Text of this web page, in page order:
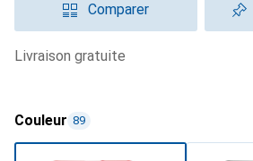
Comparer
livraison gratuite
Couleur 89